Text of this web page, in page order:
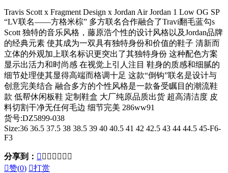
Travis Scott x Fragment Design x Jordan Air Jordan 1 Low OG SP
“LV联名——方格米棕” 多方联名合作融合了Travi翻毛蓝勾s
Scott 独特的音乐风格，藤原浩个性的设计风格以及Jordan品牌
的经典元素 使其成为一双具有独特身份和价值的鞋子 清新而
立体的外观加上联名标识更突出了其独特身份 这种配色方案
显示出活力和时尚感 在视觉上引人注目 鞋身的质感和细腻的
细节处理使其显得高端而格调十足 这款“倒钩”联名是设计与
创意完美结合 融合多方的个性风格是一款备受瞩目的潮流鞋
款 低帮休闲板鞋 定制鞋盒 大厂纯原品质出货 超高清洁度 皮
料切割干净无任何毛边 细节完美 286ww91
货号:DZ5899-038
Size:36 36.5 37.5 38 38.5 39 40 40.5 41 42 42.5 43 44 44.5 45-F6-
F3
分享到：       
赞(0) 打赏